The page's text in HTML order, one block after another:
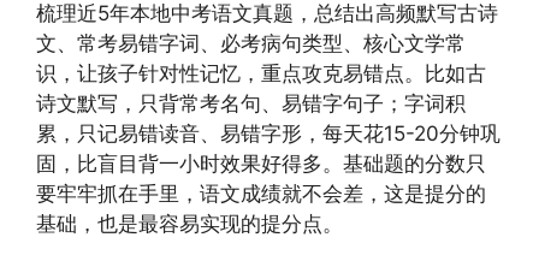
梳理近5年本地中考语文真题，总结出高频默写古诗
文、常考易错字词、必考病句类型、核心文学常
识，让孩子针对性记忆，重点攻克易错点。比如古
诗文默写，只背常考名句、易错字句子；字词积
累，只记易错读音、易错字形，每天花15-20分钟巩
固，比盲目背一小时效果好得多。基础题的分数只
要牢牢抓在手里，语文成绩就不会差，这是提分的
基础，也是最容易实现的提分点。